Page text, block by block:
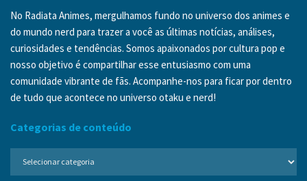
No Radiata Animes, mergulhamos fundo no universo dos animes e
do mundo nerd para trazer a você as últimas notícias, análises,
curiosidades e tendências. Somos apaixonados por cultura pop e
nosso objetivo é compartilhar esse entusiasmo com uma
comunidade vibrante de fãs. Acompanhe-nos para ficar por dentro
de tudo que acontece no universo otaku e nerd!
Categorias de conteúdo